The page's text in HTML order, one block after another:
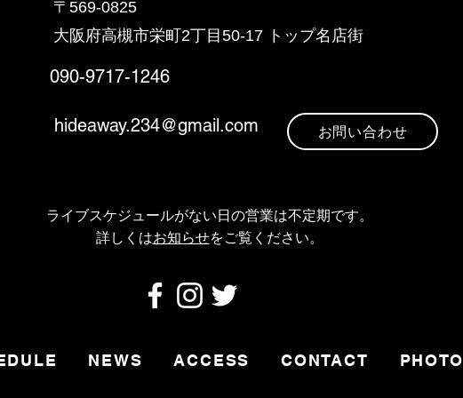
〒569-0825
大阪府高槻市栄町2丁目50-17 トップ名店街
090-9717-1246
hideaway.234@gmail.com お問い合わせ
ライブスケジュールがない日の営業は不定期です。
​詳しくはお知らせをご覧ください。
NEWS ACCESS CONTACT PHOTO